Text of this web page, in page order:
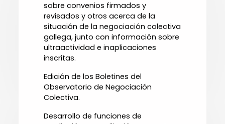
sobre convenios firmados y
revisados y otros acerca de la
situación de la negociación colectiva
gallega, junto con información sobre
ultraactividad e inaplicaciones
inscritas.
Edición de los Boletines del
Observatorio de Negociación
Colectiva.
Desarrollo de funciones de